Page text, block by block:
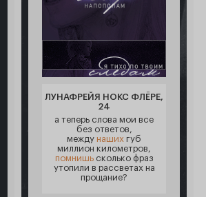
ЛУНАФРЕЙЯ НОКС ФЛЁРЕ,
24
а теперь слова мои все
без ответов,
между наших губ
миллион километров,
помнишьсколько фраз
утопили в рассветах на
прощание?